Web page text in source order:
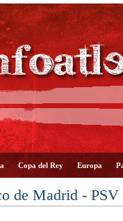
Copa del Rey Europa
de Madrid - PSV